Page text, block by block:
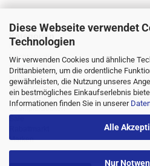
Diese Webseite verwendet
Technologien
Wir verwenden Cookies und ähnliche
Drittanbietern, um die ordentliche
gewährleisten, die Nutzung unseres
ein bestmögliches Einkaufserlebnis
Informationen finden Sie in unserer
Alle
Nur
Kategorien
Unterwäsche
Nachtwäsche
Sportwäsche
Homewear
Bademoden
Übergrössen
Strümpfe/Socken
Marken